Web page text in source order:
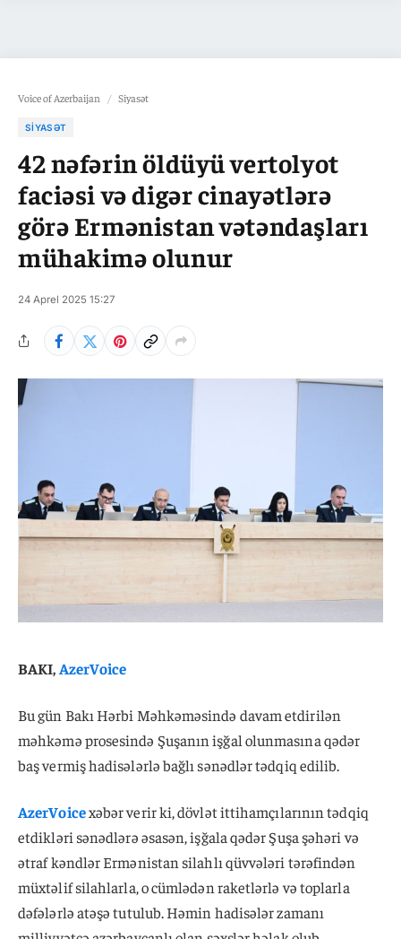
Voice of Azerbaijan / Siyasət
SIYASƏT
42 nəfərin öldüyü vertolyot
faciəsi və digər cinayətlərə
görə Ermənistan vətəndaşları
mühakimə olunur
24 Aprel 2025 15:27
BAKI,AzerVoice
Bu gün Bakı Hərbi Məhkəməsində davam etdirilən
məhkəmə prosesində Şuşanın işğal olunmasına qədər
baş vermiş hadisələrlə bağlı sənədlər tədqiq edilib.
AzerVoicexəbər verir ki, dövlət ittihamçılarının tədqiq
etdikləri sənədlərə əsasən, işğala qədər Şuşa şəhəri və
ətraf kəndlər Ermənistan silahlı qüvvələri tərəfindən
müxtəlif silahlarla, o cümlədən raketlərlə və toplarla
dəfələrlə atəşə tutulub. Həmin hadisələr zamanı